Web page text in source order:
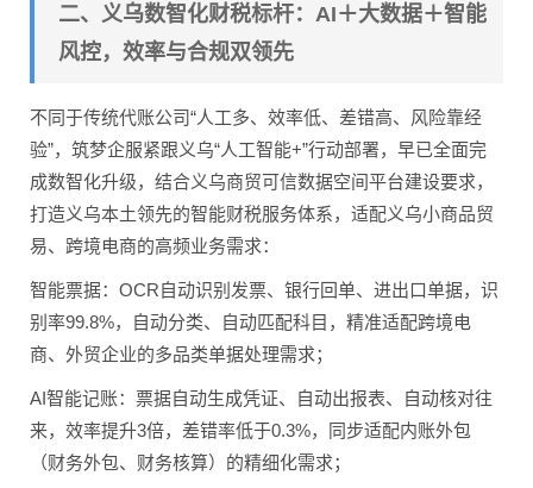
二、义乌数智化财税标杆：AI＋大数据＋智能
风控，效率与合规双领先
不同于传统代账公司“人工多、效率低、差错高、风险靠经
验”，筑梦企服紧跟义乌“人工智能+”行动部署，早已全面完
成数智化升级，结合义乌商贸可信数据空间平台建设要求，
打造义乌本土领先的智能财税服务体系，适配义乌小商品贸
易、跨境电商的高频业务需求：
智能票据：OCR自动识别发票、银行回单、进出口单据，识
别率99.8%，自动分类、自动匹配科目，精准适配跨境电
商、外贸企业的多品类单据处理需求；
AI智能记账：票据自动生成凭证、自动出报表、自动核对往
来，效率提升3倍，差错率低于0.3%，同步适配内账外包
（财务外包、财务核算）的精细化需求；